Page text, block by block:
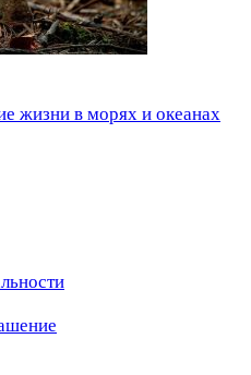
жизни в морях и океанах